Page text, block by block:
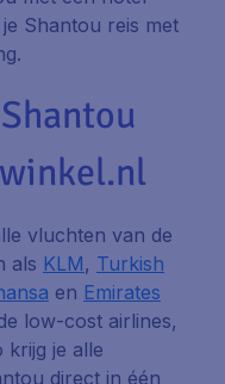
Shantou reis met
vluchten van de
als KLM, Turkish
en Emirates
low-cost airlines,
krijg je alle
direct in één